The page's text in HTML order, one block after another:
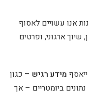
לאסוף
– כגון
– אך